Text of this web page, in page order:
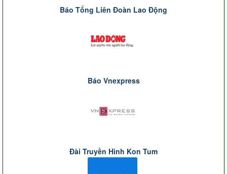
Báo Tổng Liên Đoàn Lao Động
Báo Vnexpress
Đài Truyền Hình Kon Tum